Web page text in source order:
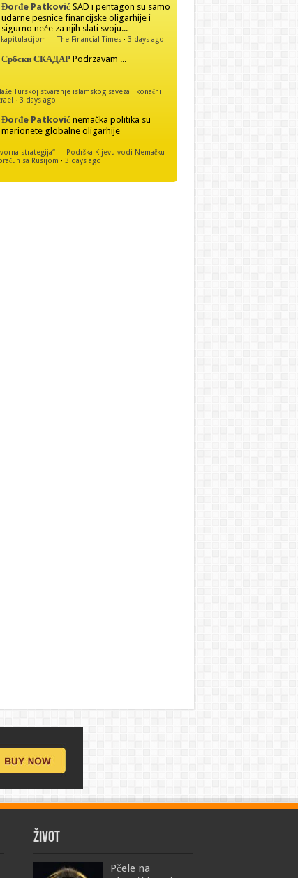
Đorđe Patković SAD i pentagon su samo
udarne pesnice financijske oligarhije i
sigurno neće za njih slati svoju...
kapitulacijom — The Financial Times· 3 days ago
Србски СКАДАР Podrzavam ...
Turskoj stvaranje islamskog saveza i konačni
· 3 days ago
Đorđe Patković nemačka politika su
marionete globalne oligarhije
strategija“ — Podrška Kijevu vodi Nemačku
sa Rusijom · 3 days ago
ŽIVOT
Pčele na